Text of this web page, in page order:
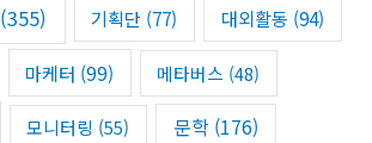
(355) 기획단 (77) 대외활동 (94)
마케터 (99) 메타버스 (48)
모니터링 (55) 문학(176)